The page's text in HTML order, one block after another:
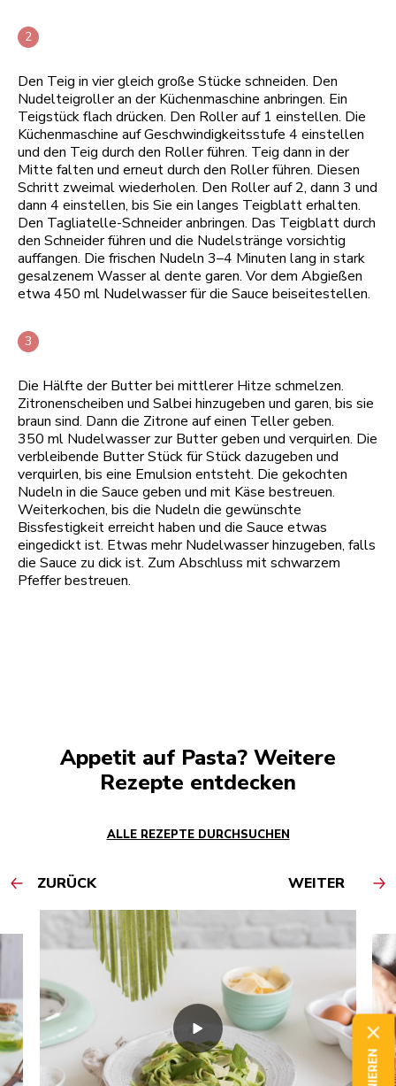
Den Teig in vier gleich große Stücke schneiden. Den
Nudelteigroller an der Küchenmaschine anbringen. Ein
Teigstück flach drücken. Den Roller auf 1 einstellen. Die
Küchenmaschine auf Geschwindigkeitsstufe 4 einstellen
und den Teig durch den Roller führen. Teig dann in der
Mitte falten und erneut durch den Roller führen. Diesen
Schritt zweimal wiederholen. Den Roller auf 2, dann 3 und
dann 4 einstellen, bis Sie ein langes Teigblatt erhalten.
Den Tagliatelle-Schneider anbringen. Das Teigblatt durch
den Schneider führen und die Nudelstränge vorsichtig
auffangen. Die frischen Nudeln 3–4 Minuten lang in stark
gesalzenem Wasser al dente garen. Vor dem Abgießen
etwa 450 ml Nudelwasser für die Sauce beiseitestellen.
Die Hälfte der Butter bei mittlerer Hitze schmelzen.
Zitronenscheiben und Salbei hinzugeben und garen, bis sie
braun sind. Dann die Zitrone auf einen Teller geben.
350 ml Nudelwasser zur Butter geben und verquirlen. Die
verbleibende Butter Stück für Stück dazugeben und
verquirlen, bis eine Emulsion entsteht. Die gekochten
Nudeln in die Sauce geben und mit Käse bestreuen.
Weiterkochen, bis die Nudeln die gewünschte
Bissfestigkeit erreicht haben und die Sauce etwas
eingedickt ist. Etwas mehr Nudelwasser hinzugeben, falls
die Sauce zu dick ist. Zum Abschluss mit schwarzem
Pfeffer bestreuen.
Appetit auf Pasta? Weitere
Rezepte entdecken
ALLE REZEPTE DURCHSUCHEN
ZURÜCK WEITER